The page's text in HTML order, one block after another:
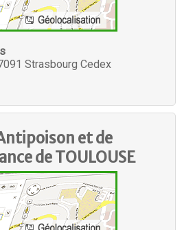
Strasbourg Cedex
et de
deTOULOUSE